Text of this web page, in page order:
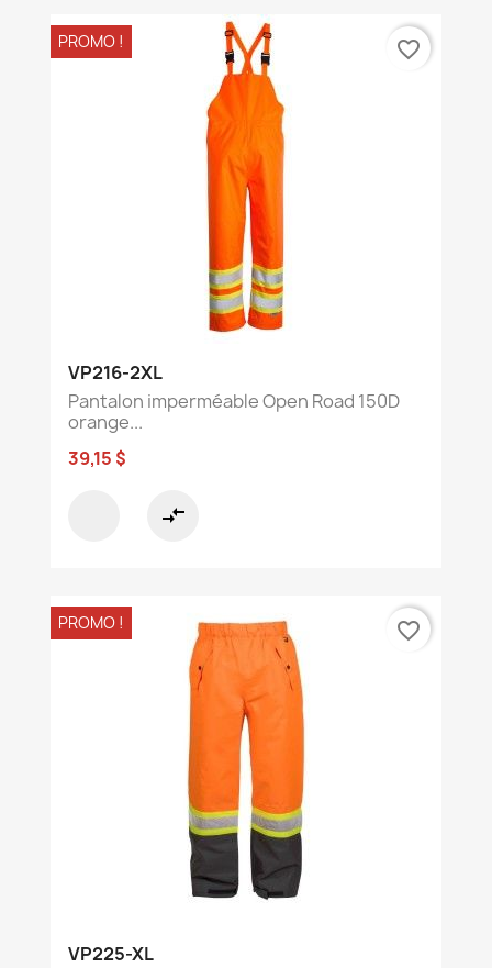
VP216-2XL
Pantalon imperméable Open Road 150D
orange...
39,15 $
compare_arrows
PROMO ! favorite_border
VP225-XL
PROMO ! favorite_border